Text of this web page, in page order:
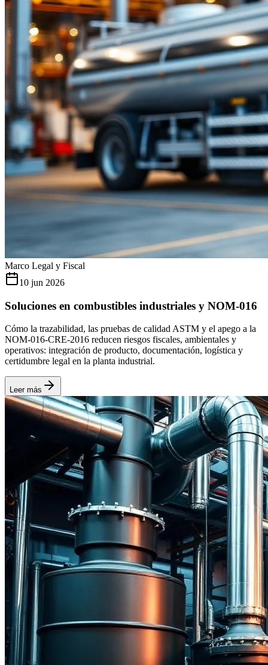
Marco Legal y Fiscal
10 jun 2026
Soluciones en combustibles industriales y NOM-016
Cómo la trazabilidad, las pruebas de calidad ASTM y el apego a la
NOM-016-CRE-2016 reducen riesgos fiscales, ambientales y
operativos: integración de producto, documentación, logística y
certidumbre legal en la planta industrial.
Leer más